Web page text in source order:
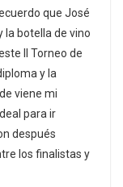
que José
la botella de vino
ll Torneo de
y la
viene mi
para ir
después
los finalistas y